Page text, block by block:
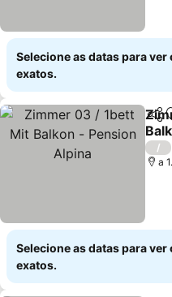
Selecione as datas para ver
exatos.
/
a
Selecione as datas para ver
exatos.